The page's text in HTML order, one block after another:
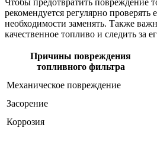
рекомендуется регулярно проверять
необходимости заменять. Также
качественное топливо и следить за
Причины повреждения
топливного фильтра
Механическое повреждение
Засорение
Коррозия